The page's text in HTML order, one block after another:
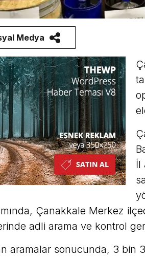
Medya
İl
Çanakkale Merkez
adli arama ve kontrol
aramalar sonucunda, 3 bin